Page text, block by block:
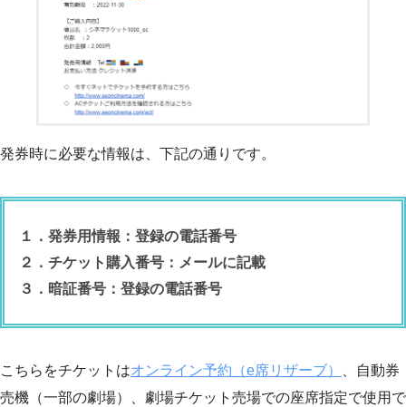
発券時に必要な情報は、下記の通りです。
１．発券用情報：登録の電話番号
２．チケット購入番号：メールに記載
３．暗証番号：登録の電話番号
こちらをチケットはオンライン予約（e席リザーブ）
、自動券
売機（一部の劇場）、劇場チケット売場での座席指定で使用で